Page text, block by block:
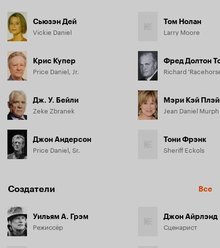
Сьюзэн Дей
Vickie Daniel
Крис Купер
Price Daniel, Jr.
Дж. У. Бейли
Zeke Zbranek
Джон Андерсон
Price Daniel, Sr.
Том Нолан
Larry Moore
Фред Долтон
Мэри Кэй
Jean Daniel Murph
Тони Фрэнк
Sheriff Eckols
Создатели Все
Уильям А. Грэм
Режиссёр
Джон Айрлэнд
Сценарист